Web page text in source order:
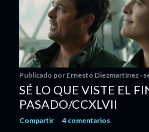
Publicado por Ernesto Diezmartínez
SÉ LO QUE VISTE EL
PASADO/CCXLVII
Compartir 4 comentarios